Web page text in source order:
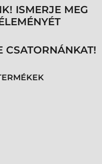
ISMERJE MEG
CSATORNÁNKAT!